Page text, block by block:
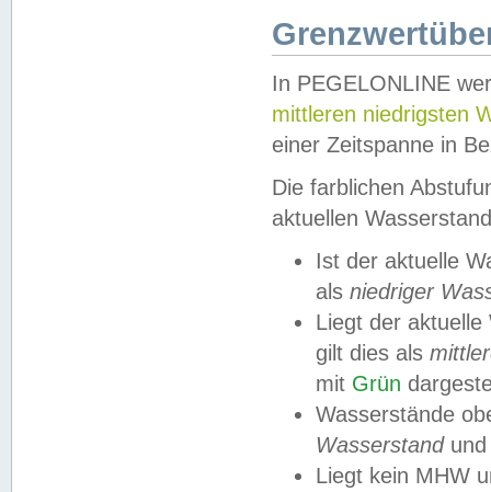
In PEGELONLINE
mittleren niedrigsten
einer Zeitspanne in
Die farblichen
aktuellen
Ist der aktuelle
als niedriger
Liegt der
gilt dies als
mit Grün
Wasserstände
Wasserstandund
Liegt kein MHW